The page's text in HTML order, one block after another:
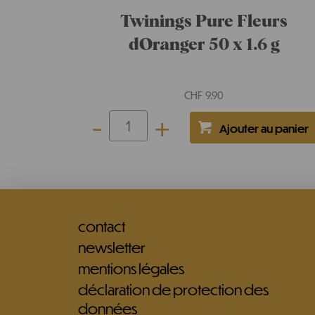
Twinings Pure Fleurs
dOranger 50 x 1.6 g
CHF 9.90
- +
contact
newsletter
mentions légales
déclaration de protection des
données